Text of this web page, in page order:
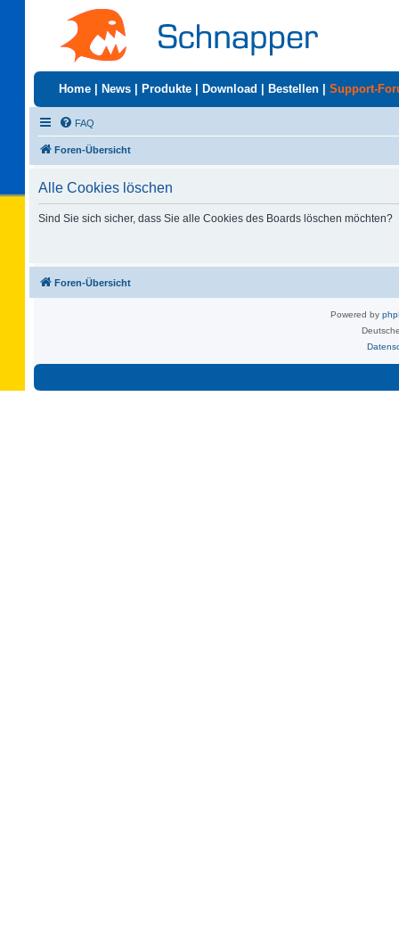
Home News Produkte Download Bestellen Support-
FAQ
Foren-Übersicht
Alle Cookies löschen
Sind Sie sich sicher, dass Sie alle Cookies des Boards löschen möchten?
Foren-Übersicht
Powered by